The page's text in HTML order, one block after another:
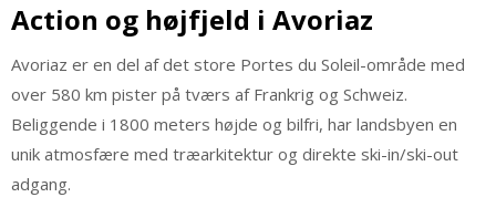
Action og højfjeld i Avoriaz
Avoriaz er en del af det store Portes du Soleil-område med
over 580 km pister på tværs af Frankrig og Schweiz.
Beliggende i 1800 meters højde og bilfri, har landsbyen en
unik atmosfære med træarkitektur og direkte ski-in/ski-out
adgang.